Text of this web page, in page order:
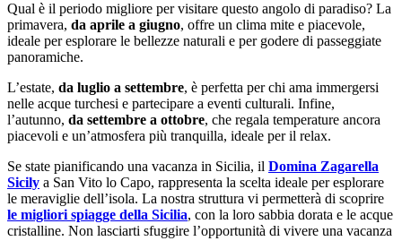
Qual è il periodo migliore per visitare questo angolo di paradiso? La
primavera, da aprile a giugno, offre un clima mite e piacevole,
ideale per esplorare le bellezze naturali e per godere di passeggiate
panoramiche.
L’estate, da luglio a settembre, è perfetta per chi ama immergersi
nelle acque turchesi e partecipare a eventi culturali. Infine,
l’autunno, da settembre a ottobre, che regala temperature ancora
piacevoli e un’atmosfera più tranquilla, ideale per il relax.
Se state pianificando una vacanza in Sicilia, il Domina Zagarella
Sicily a San Vito lo Capo, rappresenta la scelta ideale per esplorare
le meraviglie dell’isola. La nostra struttura vi permetterà di scoprire
le migliori spiagge della Sicilia, con la loro sabbia dorata e le acque
cristalline. Non lasciarti sfuggire l’opportunità di vivere una vacanza